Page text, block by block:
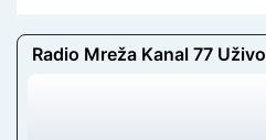
Radio Mreža Kanal 77 Uživo